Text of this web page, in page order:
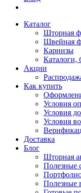
Каталог
Шторная
Швейная
Карнизы
Каталоги,
Акции
Как купить
Условия
Условия
Условия
Доставка
Блог
Шторная
Полезные
Полезные